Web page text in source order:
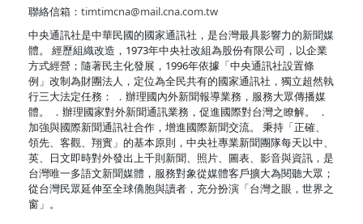
聯絡信箱： timtimcna@mail.cna.com.tw
中央通訊社是中華民國的國家通訊社，是台灣最具影響力的新聞媒
體。 經歷組織改造，1973年中央社改組為股份有限公司，以企業
方式經營；隨著民主化發展，1996年依據「中央通訊社設置條
例」改制為財團法人，定位為全民共有的國家通訊社，獨立超然執
行三大法定任務： ．辦理國內外新聞報導業務，服務大眾傳播媒
體。 ．辦理國家對外新聞通訊業務，促進國際對台灣之瞭解。 ．
加強與國際新聞通訊社合作，增進國際新聞交流。 秉持「正確、
領先、客觀、翔實」的基本原則，中央社專業新聞團隊每天以中、
英、日文即時對外發出上千則新聞、照片、圖表、影音與資訊，是
台灣唯一多語文新聞媒體，服務對象從媒體客戶擴大為閱聽大眾；
從台灣民眾延伸至全球僑胞與讀者，充分扮演「台灣之眼，世界之
窗」。